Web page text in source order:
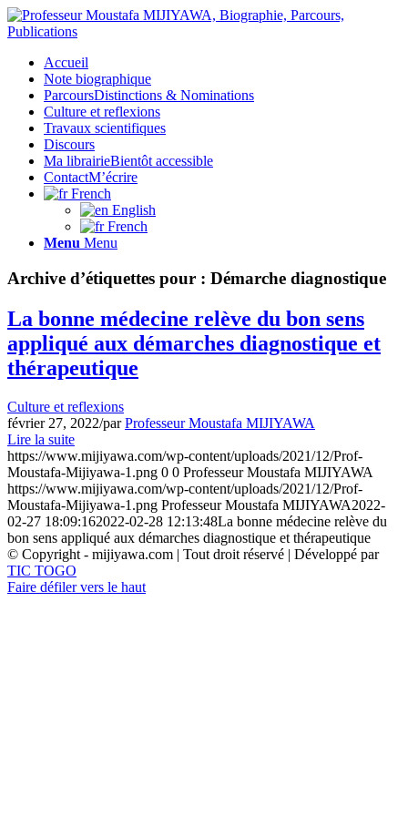
Accueil
Note biographique
ParcoursDistinctions & Nominations
Culture et reflexions
Travaux scientifiques
Discours
Ma librairieBientôt accessible
ContactM’écrire
French
English
French
Menu Menu
Archive d’étiquettes pour : Démarche diagnostique
La bonne médecine relève du bon sens
appliqué aux démarches diagnostique et
thérapeutique
Culture et reflexions
février 27, 2022/parProfesseur Moustafa MIJIYAWA
Lire la suite
https://www.mijiyawa.com/wp-content/uploads/2021/12/Prof-
Moustafa-Mijiyawa-1.png 0 0 Professeur Moustafa MIJIYAWA
https://www.mijiyawa.com/wp-content/uploads/2021/12/Prof-
Moustafa-Mijiyawa-1.png Professeur Moustafa MIJIYAWA2022-
02-27 18:09:162022-02-28 12:13:48La bonne médecine relève du
bon sens appliqué aux démarches diagnostique et thérapeutique
© Copyright - mijiyawa.com | Tout droit réservé | Développé par
TIC TOGO
Faire défiler vers le haut